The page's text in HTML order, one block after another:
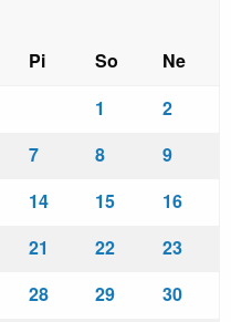
Pi So
Ne
1
2
7 8
9
14 15
16
21 22
23
28 29
30